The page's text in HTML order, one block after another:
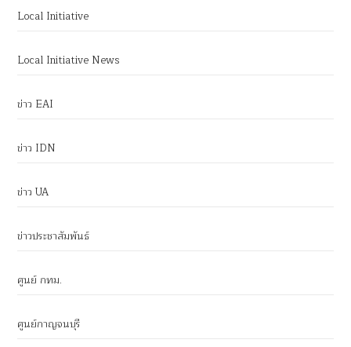
Local Initiative
Local Initiative News
ข่าว EAI
ข่าว IDN
ข่าว UA
ข่าวประชาสัมพันธ์
ศูนย์ กทม.
ศูนย์กาญจนบุรี